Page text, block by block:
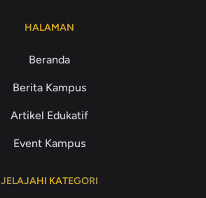
HALAMAN
Beranda
Berita Kampus
Artikel Edukatif
Event Kampus
JELAJAHI KATEGORI